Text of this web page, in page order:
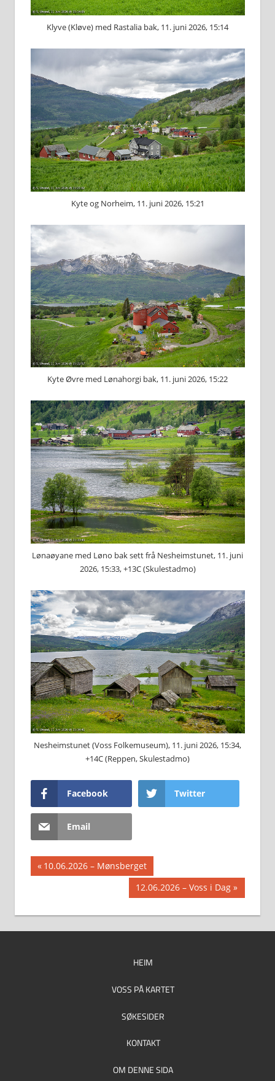
Klyve (Kløve) med Rastalia bak, 11. juni 2026, 15:14
Kyte og Norheim, 11. juni 2026, 15:21
Kyte Øvre med Lønahorgi bak, 11. juni 2026, 15:22
Lønaøyane med Løno bak sett frå Nesheimstunet, 11. juni
2026, 15:33, +13C (Skulestadmo)
Nesheimstunet (Voss Folkemuseum), 11. juni 2026, 15:34,
+14C (Reppen, Skulestadmo)
Facebook Twitter
Email
Innleggsnavigasjon
Previous
Post:
10.06.2026 – Mønsberget
Next
Post:
12.06.2026 – Voss i Dag
HEIM
VOSS PÅ KARTET
SØKESIDER
KONTAKT
OM DENNE SIDA